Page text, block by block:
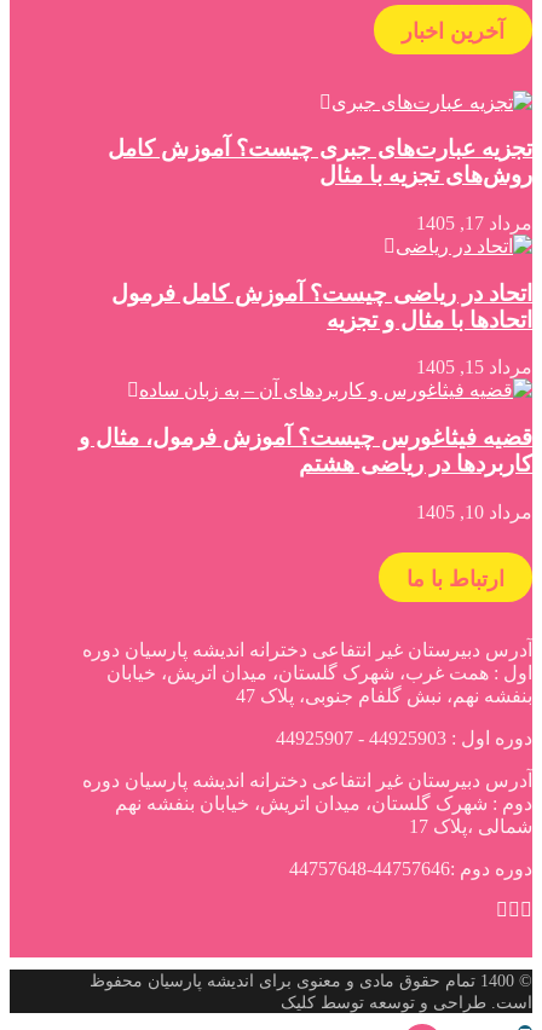
آخرین اخبار
تجزیه عبارت‌های جبری چیست؟ آموزش کامل
روش‌های تجزیه با مثال
مرداد 17, 1405
اتحاد در ریاضی چیست؟ آموزش کامل فرمول
اتحادها با مثال و تجزیه
مرداد 15, 1405
قضیه فیثاغورس چیست؟ آموزش فرمول، مثال و
کاربردها در ریاضی هشتم
مرداد 10, 1405
ارتباط با ما
آدرس دبیرستان غیر انتفاعی دخترانه اندیشه پارسیان دوره
اول : همت غرب، شهرک گلستان، میدان اتریش، خیابان
بنفشه نهم، نبش گلفام جنوبی، پلاک 47
دوره اول : 44925903 - 44925907
آدرس دبیرستان غیر انتفاعی دخترانه اندیشه پارسیان دوره
دوم : شهرک گلستان، میدان اتریش، خیابان بنفشه نهم
شمالی ،پلاک 17
دوره دوم :44757646-44757648
© 1400 تمام حقوق مادی و معنوی برای اندیشه پارسیان محفوظ
است. طراحی و توسعه توسط کلیک